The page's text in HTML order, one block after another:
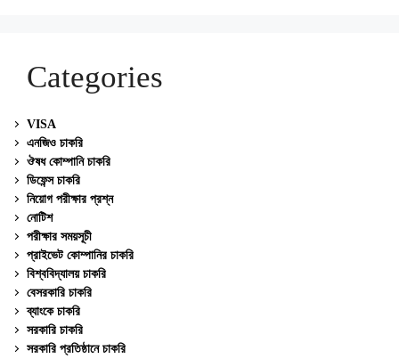
Categories
VISA
এনজিও চাকরি
ঔষধ কোম্পানি চাকরি
ডিফেন্স চাকরি
নিয়োগ পরীক্ষার প্রশ্ন
নোটিশ
পরীক্ষার সময়সূচী
প্রাইভেট কোম্পানির চাকরি
বিশ্ববিদ্যালয় চাকরি
বেসরকারি চাকরি
ব্যাংকে চাকরি
সরকারি চাকরি
সরকারি প্রতিষ্ঠানে চাকরি